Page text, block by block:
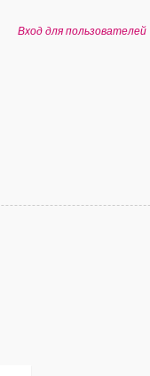
Вход для пользователей